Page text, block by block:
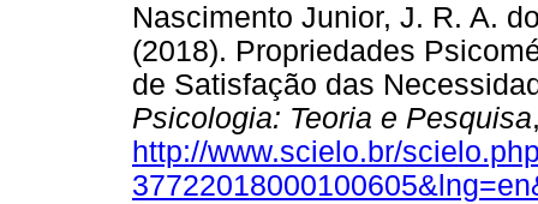
Nascimento Junior, J. R. A.
(2018). Propriedades
de Satisfação das
Psicologia: Teoria e Pesquisa
http://www.scielo.br/